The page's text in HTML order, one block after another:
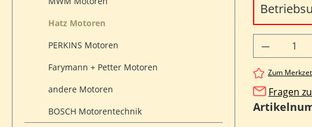
Hatz Motoren
PERKINS Motoren
Farymann + Petter Motoren
andere Motoren
BOSCH Motorentechnik
Zum
Fragen